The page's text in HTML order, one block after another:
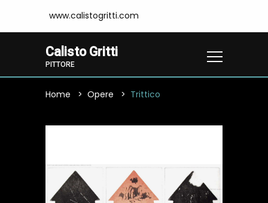
www.calistogritti.com
Calisto Gritti
PITTORE
Home Opere Trittico